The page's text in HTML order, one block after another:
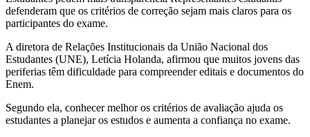
defenderam que os critérios de correção sejam mais claros para os
participantes do exame.
A diretora de Relações Institucionais da União Nacional dos
Estudantes (UNE), Letícia Holanda, afirmou que muitos jovens das
periferias têm dificuldade para compreender editais e documentos do
Enem.
Segundo ela, conhecer melhor os critérios de avaliação ajuda os
estudantes a planejar os estudos e aumenta a confiança no exame.